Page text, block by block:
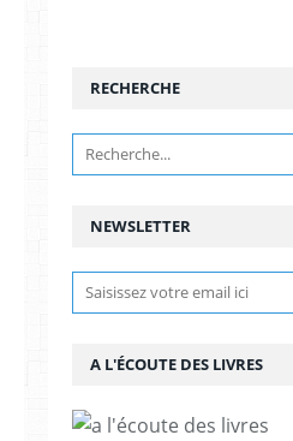
NEWSLETTER
RECHERCHE
A L'ÉCOUTE DES LIVRES